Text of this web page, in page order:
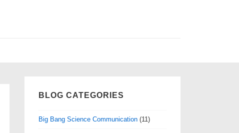
BLOG CATEGORIES
Big Bang Science Communication (11)